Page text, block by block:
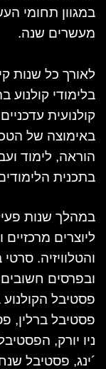
במגוון תחומי
מעשרים שנה.
לאורך כל שנות
בלימודי
באימוצה של
הוראה, לימוד
בתכנית
במהלך שנות
ליוצרים
והטלוויזיה.
ובפרסים
פסטיבל
פסטיבל ברלין,
ניו יורק,
´ינג, פסטיבל